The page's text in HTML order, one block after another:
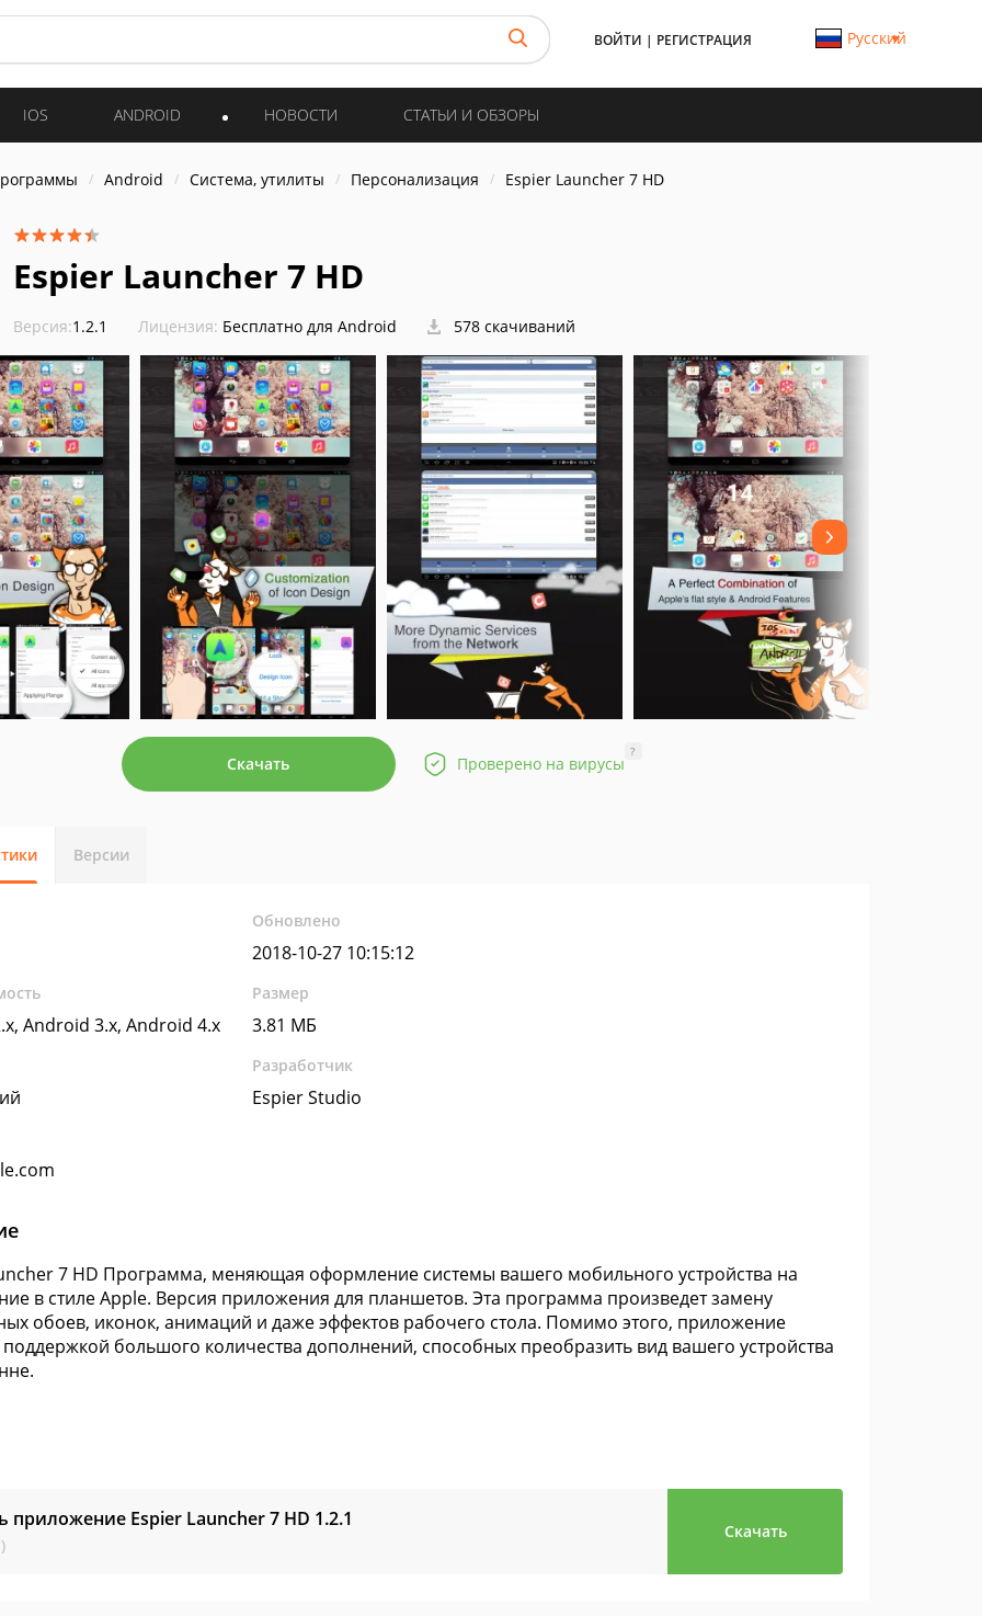
ВОЙТИ | РЕГИСТРАЦИЯ Русский
IOS ANDROID НОВОСТИ СТАТЬИ И ОБЗОРЫ
Android Система, утилиты Персонализация Espier Launcher 7 HD
Espier Launcher 7 HD
Версия:1.2.1 Лицензия: Бесплатно для Android 578 скачиваний
Скачать Проверено на вирусы
?
Версии
Обновлено
2018-10-27 10:15:12
Android 3.x, Android 4.x
Размер
3.81 МБ
Разработчик
Espier Studio
7 HD Программа, меняющая оформление системы вашего мобильного устройства на
в стиле Apple. Версия приложения для планшетов. Эта программа произведет замену
обоев, иконок, анимаций и даже эффектов рабочего стола. Помимо этого, приложение
поддержкой большого количества дополнений, способных преобразить вид вашего устройства
приложение Espier Launcher 7 HD 1.2.1
Скачать